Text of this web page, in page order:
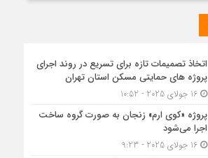
اتخاذ تصمیمات تازه برای تسریع در روند اجرای
پروژه های حمایتی مسکن استان تهران
16 جولای 2025 - 10:52
پروژه «کوی ارم» زنجان به صورت گروه ساخت
اجرا می‌شود
16 جولای 2025 - 9:23